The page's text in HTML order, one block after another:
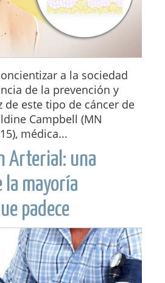
a la sociedad
de la prevención y
de este tipo de cáncer de
Campbell (MN
médica...
Arterial: una
la mayoría
padece